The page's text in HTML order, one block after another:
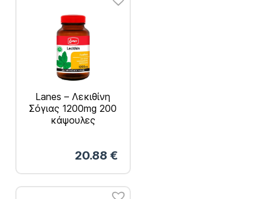
Lanes – Λεκιθίνη
Σόγιας 1200mg 200
κάψουλες
20.88 €